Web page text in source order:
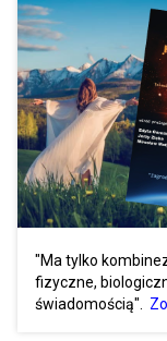
"Ma tylko
fizyczne,
świadomością".